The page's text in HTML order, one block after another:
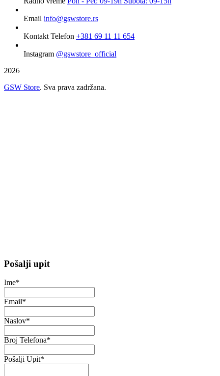
Email info@gswstore.rs
Kontakt Telefon +381 69 11 11 654
Instagram @gswstore_official
2026
GSW Store. Sva prava zadržana.
Pošalji upit
Ime*
Email*
Naslov*
Broj Telefona*
Pošalji Upit*